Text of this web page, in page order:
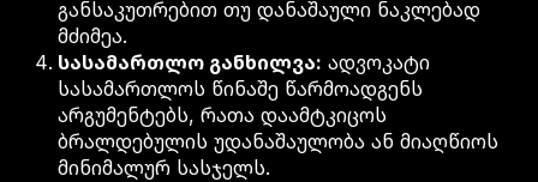
განსაკუთრებით თუ დანაშაული ნაკლებად
მძიმეა.
სასამართლო განხილვა: ადვოკატი
სასამართლოს წინაშე წარმოადგენს
არგუმენტებს, რათა დაამტკიცოს
ბრალდებულის უდანაშაულობა ან მიაღწიოს
მინიმალურ სასჯელს.